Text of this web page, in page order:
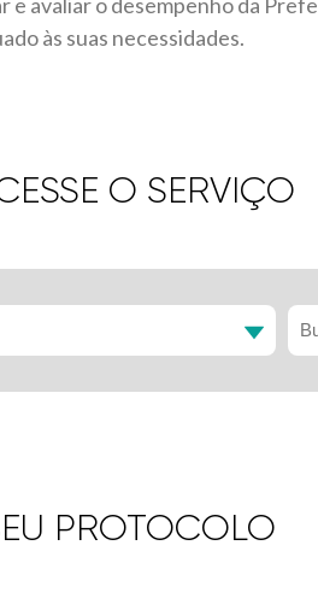
às suas necessidades.
O SERVIÇO
PROTOCOLO